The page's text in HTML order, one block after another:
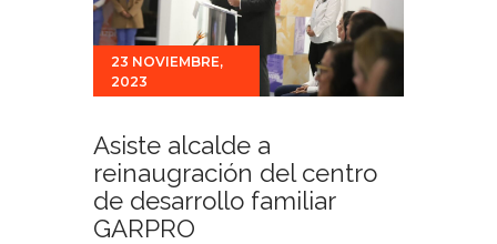
Noticias
Para ti
Contacto
23 NOVIEMBRE,
2023
Asiste alcalde a
reinaugración del centro
de desarrollo familiar
GARPRO